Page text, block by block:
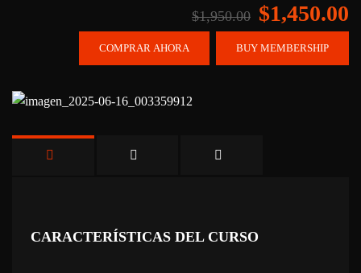
$1,950.00 $1,450.00
COMPRAR AHORA BUY MEMBERSHIP
CARACTERÍSTICAS DEL CURSO